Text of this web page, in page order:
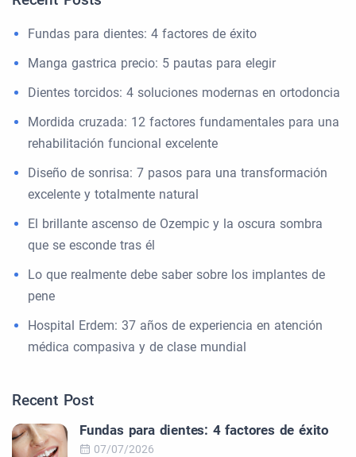
Fundas para dientes: 4 factores de éxito
Manga gastrica precio: 5 pautas para elegir
Dientes torcidos: 4 soluciones modernas en ortodoncia
Mordida cruzada: 12 factores fundamentales para una
rehabilitación funcional excelente
Diseño de sonrisa: 7 pasos para una transformación
excelente y totalmente natural
El brillante ascenso de Ozempic y la oscura sombra
que se esconde tras él
Lo que realmente debe saber sobre los implantes de
pene
Hospital Erdem: 37 años de experiencia en atención
médica compasiva y de clase mundial
Recent Post
Fundas para dientes: 4 factores de éxito
07/07/2026